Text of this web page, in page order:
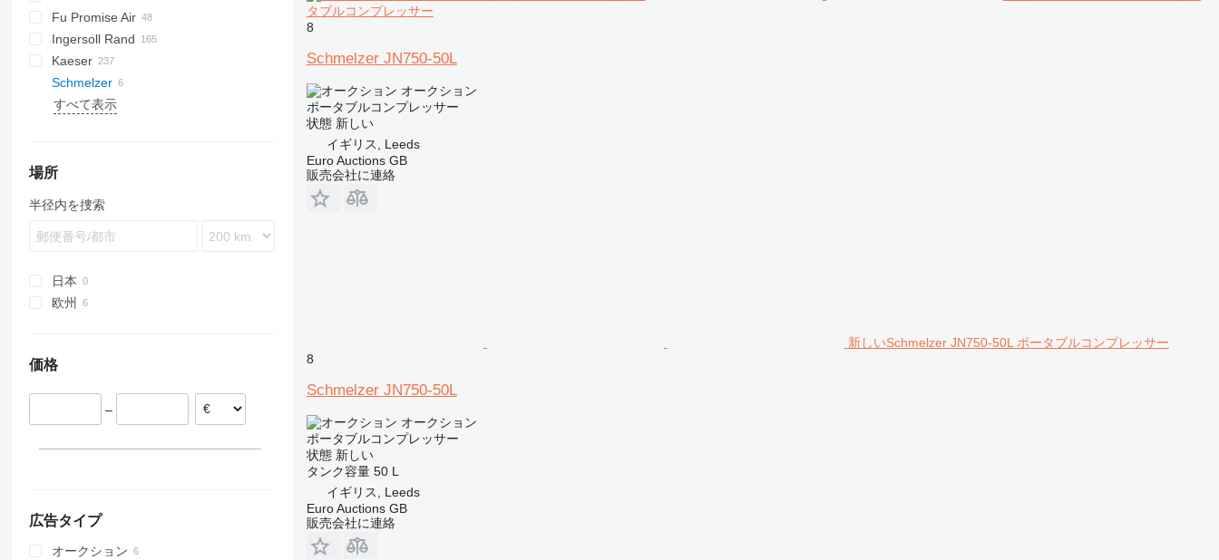
GA
LF
LT
QAX
XAHS
XRVS
ZT
DLT
DS
H-series
B-series
G-series
Fu Promise Air
Citymaster
MC
Ingersoll Rand
G-series
P-series
R-series
Kaeser
AS
ESD
D-series
K-series
MIC
MDVN
Schmelzer
W-series
38K
900
すべて表示
場所
半径内を捜索
日本
欧州
価格
–
広告タイプ
オークション
タブルコンプレッサー
8
Schmelzer JN750-50L
オークション
ポータブルコンプレッサー
状態新しい
イギリス, Leeds
Euro Auctions GB
販売会社に連絡
新しいSchmelzer JN750-50L ポータブルコンプレッサー
8
Schmelzer JN750-50L
オークション
ポータブルコンプレッサー
状態新しい
タンク容量 50 L
イギリス, Leeds
Euro Auctions GB
販売会社に連絡